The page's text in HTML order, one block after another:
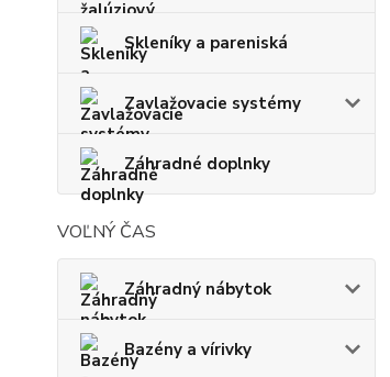
Skleníky a pareniská
Zavlažovacie systémy
Záhradné doplnky
VOĽNÝ ČAS
Záhradný nábytok
Bazény a vírivky